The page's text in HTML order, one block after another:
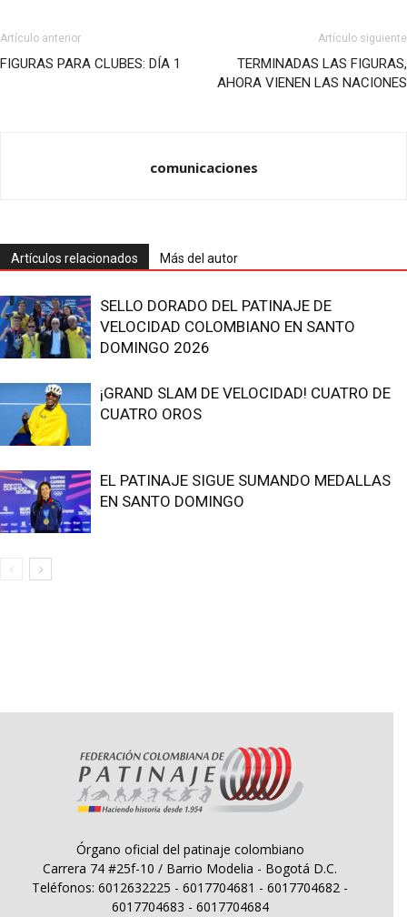
Artículo anterior
FIGURAS PARA CLUBES: DÍA 1
Artículo siguiente
TERMINADAS LAS FIGURAS,
AHORA VIENEN LAS NACIONES
comunicaciones
Artículos relacionados Más del autor
SELLO DORADO DEL PATINAJE DE
VELOCIDAD COLOMBIANO EN SANTO
DOMINGO 2026
¡GRAND SLAM DE VELOCIDAD! CUATRO DE
CUATRO OROS
EL PATINAJE SIGUE SUMANDO MEDALLAS
EN SANTO DOMINGO
Órgano oficial del patinaje colombiano
Carrera 74 #25f-10 / Barrio Modelia - Bogotá D.C.
Teléfonos: 6012632225 - 6017704681 - 6017704682 -
6017704683 - 6017704684